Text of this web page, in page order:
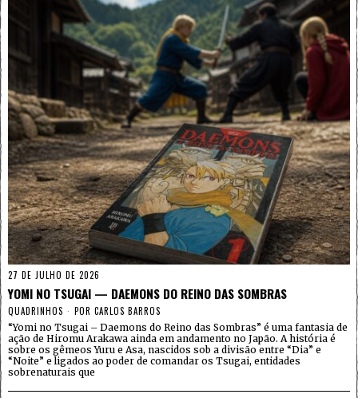
27 DE JULHO DE 2026
YOMI NO TSUGAI — DAEMONS DO REINO DAS SOMBRAS
QUADRINHOS POR CARLOS BARROS
“Yomi no Tsugai – Daemons do Reino das Sombras” é uma fantasia de
ação de Hiromu Arakawa ainda em andamento no Japão. A história é
sobre os gêmeos Yuru e Asa, nascidos sob a divisão entre “Dia” e
“Noite” e ligados ao poder de comandar os Tsugai, entidades
sobrenaturais que